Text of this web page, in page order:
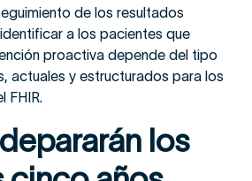
de los resultados
a los pacientes que
proactiva depende del tipo
actuales y estructurados para los
FHIR.
los